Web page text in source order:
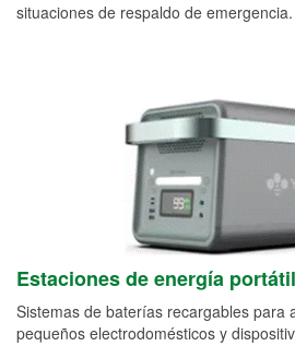
situaciones de respaldo de emergencia.
Estaciones de energía
Sistemas de baterías recargables para
pequeños electrodomésticos y